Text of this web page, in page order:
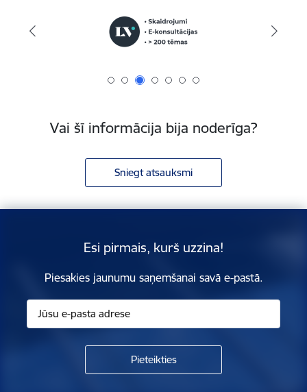
Vai šī informācija bija noderīga?
Sniegt atsauksmi
Esi pirmais, kurš uzzina!
Piesakies jaunumu saņemšanai savā e-pastā.